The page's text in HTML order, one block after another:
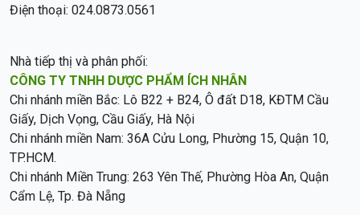
Điện thoại: 024.0873.0561
Nhà tiếp thị và phân phối:
CÔNG TY TNHH DƯỢC PHẨM ÍCH NHÂN
Chi nhánh miền Bắc: Lô B22 + B24, Ô đất D18, KĐTM Cầu
Giấy, Dịch Vọng, Cầu Giấy, Hà Nội
Chi nhánh miền Nam: 36A Cửu Long, Phường 15, Quận 10,
TP.HCM.
Chi nhánh Miền Trung: 263 Yên Thế, Phường Hòa An, Quận
Cẩm Lệ, Tp. Đà Nẵng